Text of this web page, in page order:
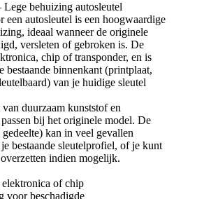
behuizing autosleutel
een autosleutel is een hoogwaardige
ideaal wanneer de originele
versleten of gebroken is. De
chip of transponder, en is
bestaande binnenkant (printplaat,
van je huidige sleutel
duurzaam kunststof en
bij het originele model. De
kan in veel gevallen
bestaande sleutelprofiel, of je kunt
indien mogelijk.
of chip
voor beschadigde